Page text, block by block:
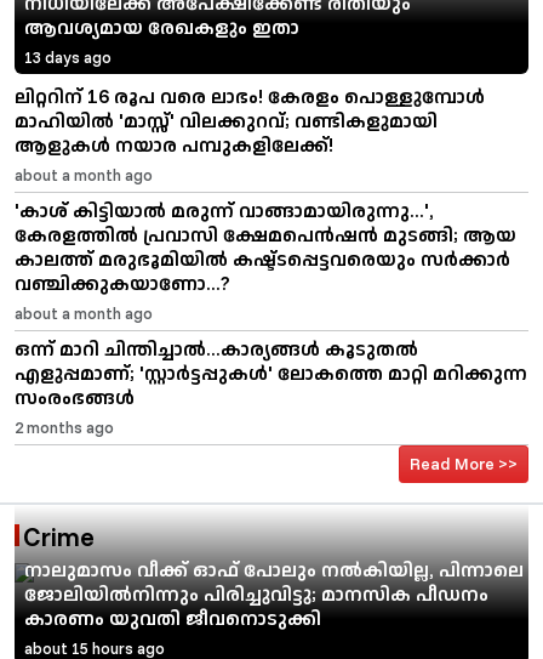
ആവശ്യമായ രേഖകളും ഇതാ
13 days ago
ലിറ്ററിന് 16 രൂപ വരെ ലാഭം! കേരളം പൊള്ളുമ്പോൾ
മാഹിയിൽ 'മാസ്സ്' വിലക്കുറവ്; വണ്ടികളുമായി
ആളുകൾ നയാര പമ്പുകളിലേക്ക്!
about a month ago
'കാശ് കിട്ടിയാൽ മരുന്ന് വാങ്ങാമായിരുന്നു...',
കേരളത്തിൽ പ്രവാസി ക്ഷേമപെൻഷൻ മുടങ്ങി; ആയ
കാലത്ത് മരുഭൂമിയിൽ കഷ്ട്ടപ്പെട്ടവരെയും സർക്കാർ
വഞ്ചിക്കുകയാണോ...?
about a month ago
ഒന്ന് മാറി ചിന്തിച്ചാൽ...കാര്യങ്ങൾ കൂടുതൽ
എളുപ്പമാണ്; 'സ്റ്റാർട്ടപ്പുകൾ' ലോകത്തെ മാറ്റി മറിക്കുന്ന
സംരംഭങ്ങൾ
2 months ago
Read More >>
Crime
നാലുമാസം വീക്ക് ഓഫ് പോലും നല്‍കിയില്ല, പിന്നാലെ
ജോലിയില്‍നിന്നും പിരിച്ചുവിട്ടു; മാനസിക പീഡനം
കാരണം യുവതി ജീവനൊടുക്കി
about 15 hours ago